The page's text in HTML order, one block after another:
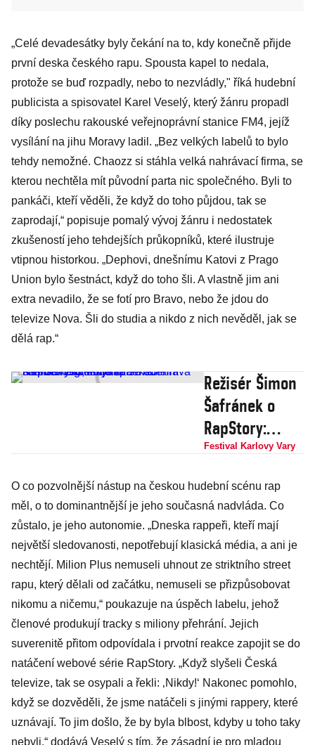
„Celé devadesátky byly čekání na to, kdy konečně přijde
první deska českého rapu. Spousta kapel to nedala,
protože se buď rozpadly, nebo to nezvládly," říká hudební
publicista a spisovatel Karel Veselý, který žánru propadl
díky poslechu rakouské veřejnoprávní stanice FM4, jejíž
vysílání na jihu Moravy ladil. „Bez velkých labelů to bylo
tehdy nemožné. Chaozz si stáhla velká nahrávací firma, se
kterou nechtěla mít původní parta nic společného. Byli to
pankáči, kteří věděli, že když do toho půjdou, tak se
zaprodají,“ popisuje pomalý vývoj žánru i nedostatek
zkušeností jeho tehdejších průkopníků, které ilustruje
vtipnou historkou. „Dephovi, dnešnímu Katovi z Prago
Union bylo šestnáct, když do toho šli. A vlastně jim ani
extra nevadilo, že se fotí pro Bravo, nebo že jdou do
televize Nova. Šli do studia a nikdo z nich nevěděl, jak se
dělá rap.“
Režisér Šimon
Šafránek o
RapStory:
Český rap se
internetu,
kulturní a
mediální
scéna ho
ignoruje
Festival Karlovy Vary
O co pozvolnější nástup na českou hudební scénu rap
měl, o to dominantnější je jeho současná nadvláda. Co
zůstalo, je jeho autonomie. „Dneska rappeři, kteří mají
největší sledovanosti, nepotřebují klasická média, a ani je
nechtějí. Milion Plus nemuseli uhnout ze striktního street
rapu, který dělali od začátku, nemuseli se přizpůsobovat
nikomu a ničemu,“ poukazuje na úspěch labelu, jehož
členové produkují tracky s miliony přehrání. Jejich
suverenitě přitom odpovídala i prvotní reakce zapojit se do
natáčení webové série RapStory. „Když slyšeli Česká
televize, tak se osypali a řekli: ‚Nikdy!‘ Nakonec pomohlo,
když se dozvěděli, že jsme natáčeli s jinými rappery, které
uznávají. To jim došlo, že by byla blbost, kdyby u toho taky
nebyli,“ dodává Veselý s tím, že zásadní je pro mladou